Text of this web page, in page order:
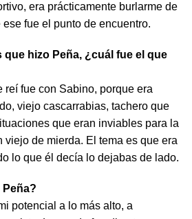
era prácticamente burlarme de
fue el punto de encuentro.
hizo Peña, ¿cuál fue el que
fue con Sabino, porque era
viejo cascarrabias, tachero que
que eran inviables para la
viejo de mierda. El tema es que era
lo que él decía lo dejabas de lado.
potencial a lo más alto, a